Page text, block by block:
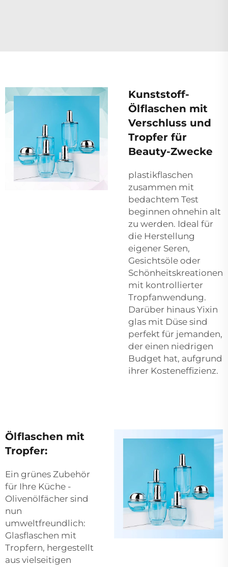
Kunststoff-
Ölflaschen mit
Verschluss und
Tropfer für
Beauty-Zwecke
plastikflaschen
zusammen mit
bedachtem Test
beginnen ohnehin alt
zu werden. Ideal für
die Herstellung
eigener Seren,
Gesichtsöle oder
Schönheitskreationen
mit kontrollierter
Tropfanwendung.
Darüber hinaus Yixin
glas mit Düse sind
perfekt für jemanden,
der einen niedrigen
Budget hat, aufgrund
ihrer Kosteneffizienz.
Ölflaschen mit
Tropfer:
Ein grünes Zubehör
für Ihre Küche -
Olivenölfächer sind
nun
umweltfreundlich:
Glasflaschen mit
Tropfern, hergestellt
aus vielseitigen